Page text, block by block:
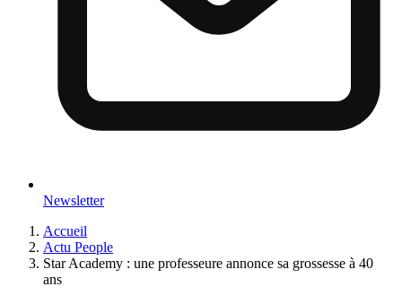
Newsletter
Accueil
Actu People
Star Academy : une professeure annonce sa grossesse à 40
ans